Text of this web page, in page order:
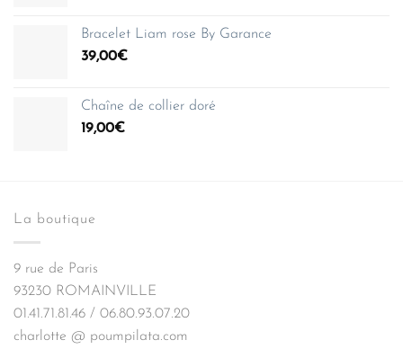
Bracelet Liam rose By Garance
39,00€
Chaîne de collier doré
19,00€
La boutique
9 rue de Paris
93230 ROMAINVILLE
01.41.71.81.46 / 06.80.93.07.20
charlotte @ poumpilata.com